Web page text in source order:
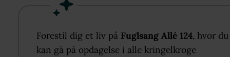
førstesal og kælder. I grundplan byder
mulighed for at åbne op til køkkenet, såfremt at
drømmer om det moderne køkkenalrum. Køkkenet
Forestil dig et liv på Fuglsang Allé 124, hvor du
kan gå på opdagelse i alle kringelkroge